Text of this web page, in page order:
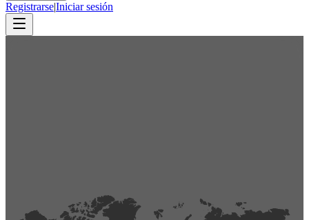
Registrarse|Iniciar sesión